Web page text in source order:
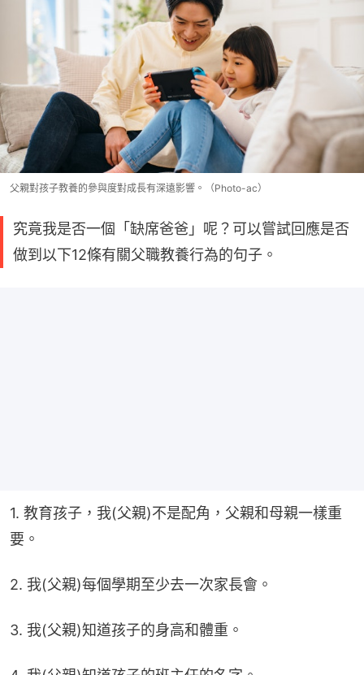
父親對孩子教養的參與度對成長有深遠影響。（Photo-ac）
究竟我是否一個「缺席爸爸」呢？可以嘗試回應是否
做到以下12條有關父職教養行為的句子。
1. 教育孩子，我(父親)不是配角，父親和母親一樣重
要。
2. 我(父親)每個學期至少去一次家長會。
3. 我(父親)知道孩子的身高和體重。